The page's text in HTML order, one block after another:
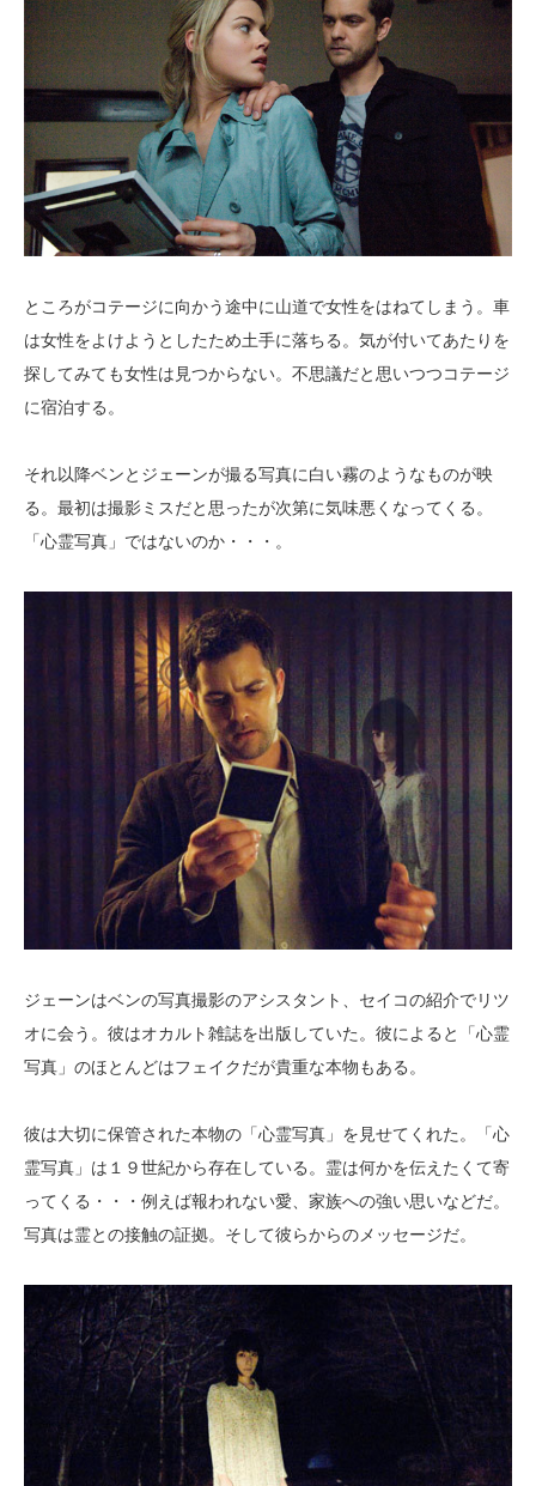
ところがコテージに向かう途中に山道で女性をはねてしまう。車
は女性をよけようとしたため土手に落ちる。気が付いてあたりを
探してみても女性は見つからない。不思議だと思いつつコテージ
に宿泊する。
それ以降ベンとジェーンが撮る写真に白い霧のようなものが映
る。最初は撮影ミスだと思ったが次第に気味悪くなってくる。
「心霊写真」ではないのか・・・。
ジェーンはベンの写真撮影のアシスタント、セイコの紹介でリツ
オに会う。彼はオカルト雑誌を出版していた。彼によると「心霊
写真」のほとんどはフェイクだが貴重な本物もある。
彼は大切に保管された本物の「心霊写真」を見せてくれた。「心
霊写真」は１９世紀から存在している。霊は何かを伝えたくて寄
ってくる・・・例えば報われない愛、家族への強い思いなどだ。
写真は霊との接触の証拠。そして彼らからのメッセージだ。